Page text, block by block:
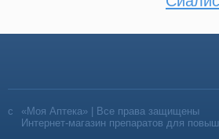
«Моя Аптека» | Все права защищены
Интернет-магазин препаратов для